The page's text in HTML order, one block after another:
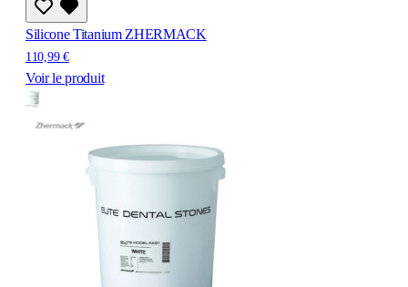
Silicone Titanium ZHERMACK
110,99 €
Voir le produit